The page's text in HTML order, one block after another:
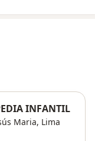
INFANTIL
Maria, Lima